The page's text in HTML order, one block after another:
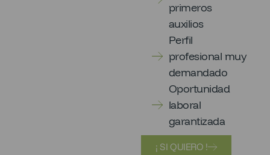
primeros
auxilios
Perfil
profesional muy
demandado
Oportunidad
laboral
garantizada
¡ SI QUIERO !